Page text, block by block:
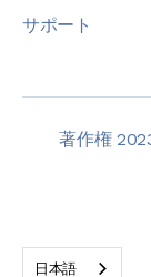
サポート
著作権
日本語